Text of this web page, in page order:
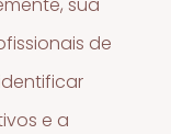
de
e a